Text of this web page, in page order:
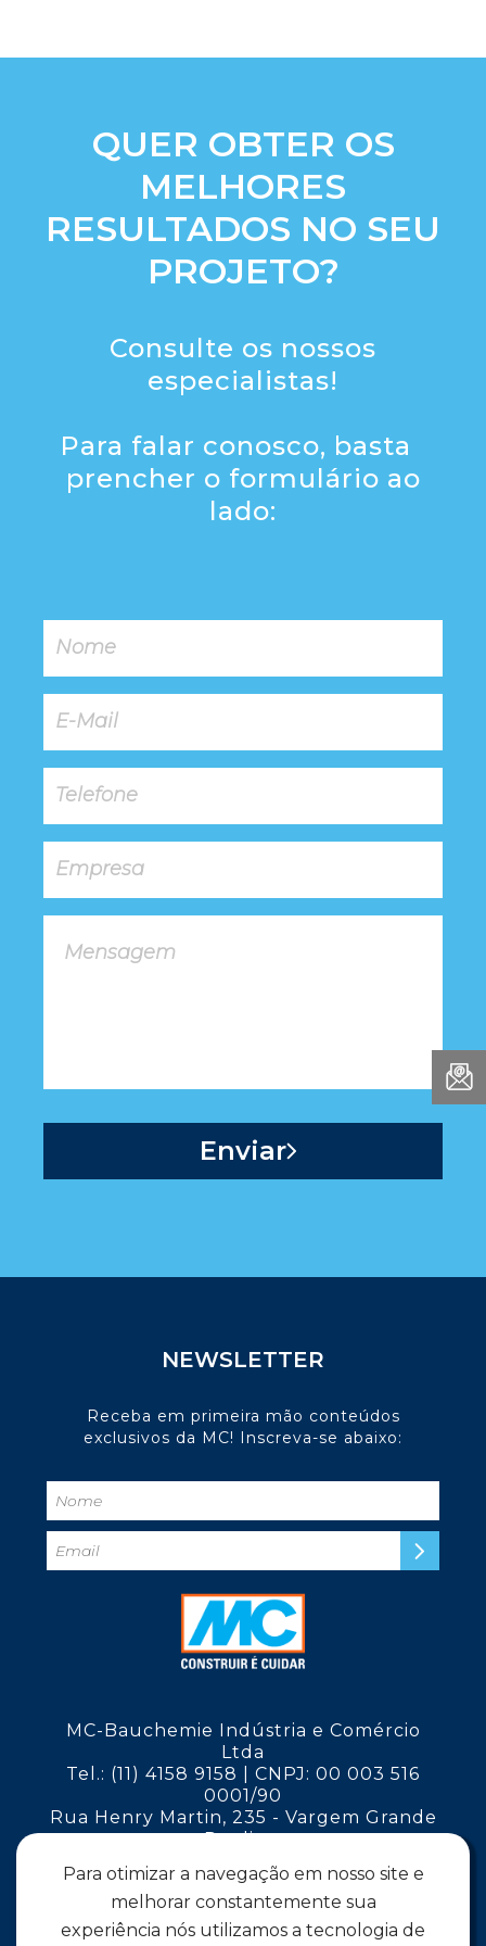
QUER OBTER OS
MELHORES
RESULTADOS NO SEU
PROJETO?
Consulte os nossos
especialistas!
Para falar conosco, basta
prencher o formulário ao
lado:
MC-Bauchemie Indústria e Comércio
Ltda
Tel.: (11) 4158 9158 | CNPJ: 00 003 516
0001/90
Rua Henry Martin, 235 - Vargem Grande
Paulista
São Paulo - CEP 06730-000
NEWSLETTER
Receba em primeira mão conteúdos
exclusivos da MC! Inscreva-se abaixo:
Siga a MC
Para otimizar a navegação em nosso site e
melhorar constantemente sua
experiência nós utilizamos a tecnologia de